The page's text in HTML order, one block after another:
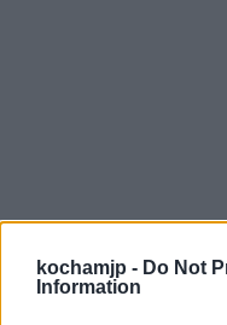
kochamjp - Do Not
Information